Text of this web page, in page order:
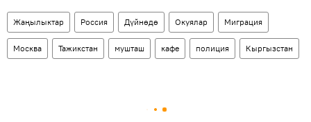
Жаңылыктар Россия Дүйнөдө Окуялар Миграция
Москва Тажикстан мушташ кафе полиция Кыргызстан